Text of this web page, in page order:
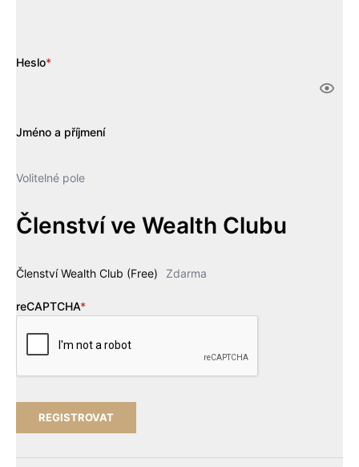
Heslo*
Jméno a příjmení
Volitelné pole
Členství ve Wealth Clubu
Členství Wealth Club (Free) Zdarma
reCAPTCHA*